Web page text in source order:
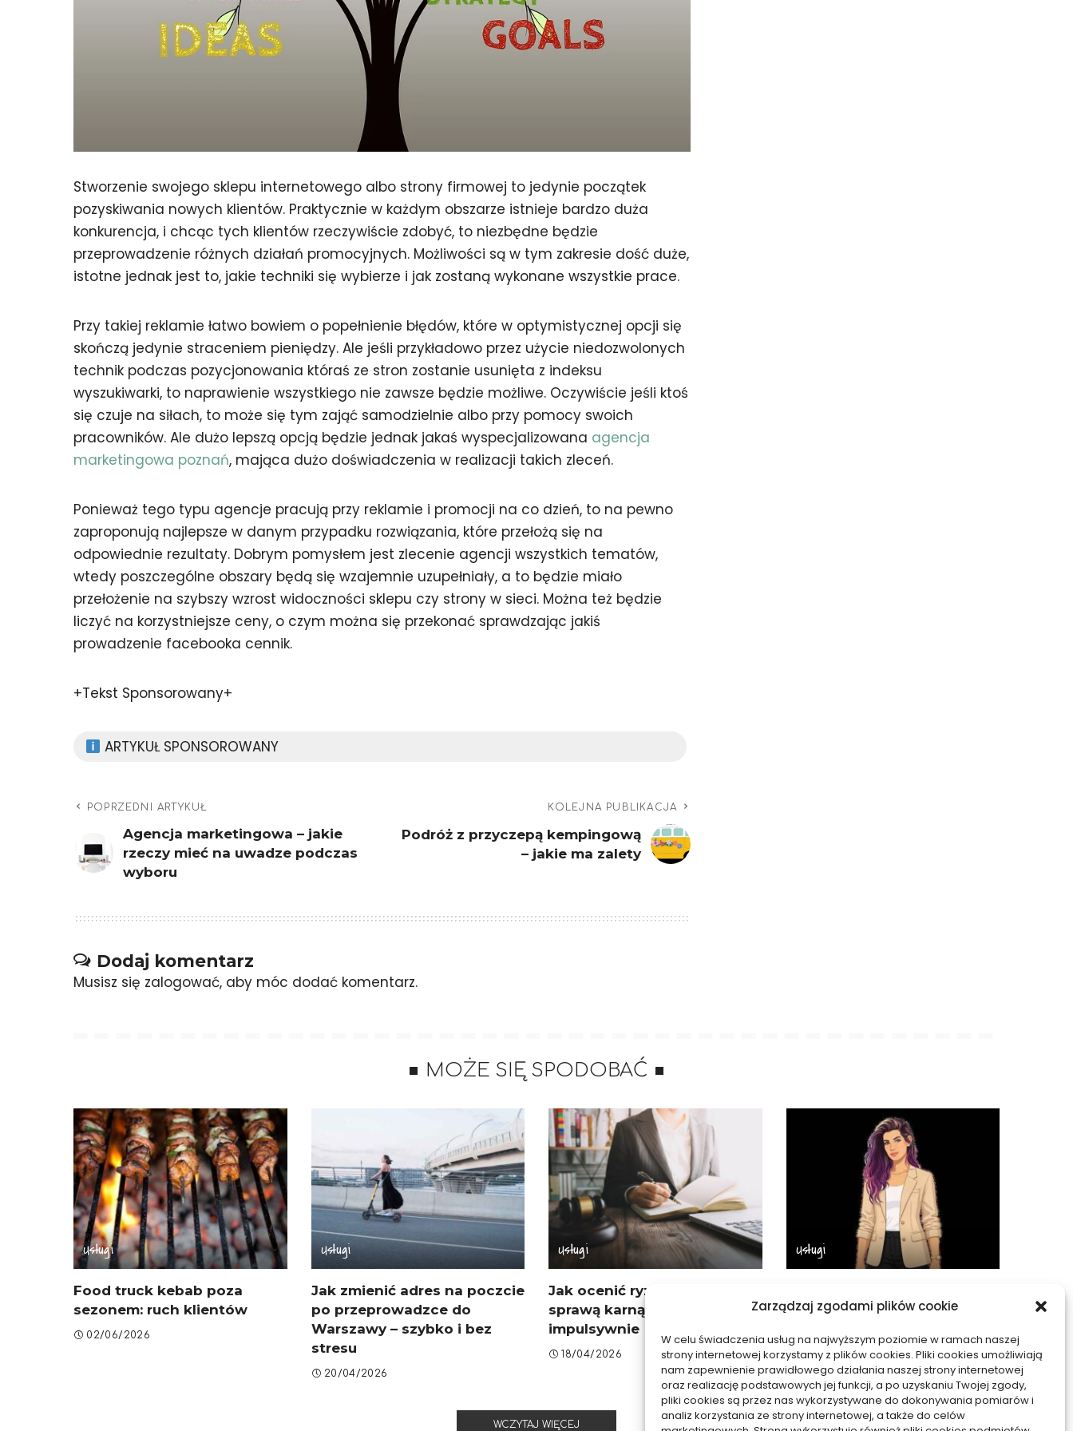
Zarządzaj zgodami plików cookie
W celu świadczenia usług na najwyższym poziomie w ramach naszej
strony internetowej korzystamy z plików cookies. Pliki cookies umożliwiają
nam zapewnienie prawidłowego działania naszej strony internetowej
oraz realizację podstawowych jej funkcji, a po uzyskaniu Twojej zgody,
pliki cookies są przez nas wykorzystywane do dokonywania pomiarów i
analiz korzystania ze strony internetowej, a także do celów
Stworzenie swojego sklepu internetowego albo strony firmowej to jedynie początek
pozyskiwania nowych klientów. Praktycznie w każdym obszarze istnieje bardzo duża
konkurencja, i chcąc tych klientów rzeczywiście zdobyć, to niezbędne będzie
przeprowadzenie różnych działań promocyjnych. Możliwości są w tym zakresie dość duże,
istotne jednak jest to, jakie techniki się wybierze i jak zostaną wykonane wszystkie prace.
Przy takiej reklamie łatwo bowiem o popełnienie błędów, które w optymistycznej opcji się
skończą jedynie straceniem pieniędzy. Ale jeśli przykładowo przez użycie niedozwolonych
technik podczas pozycjonowania któraś ze stron zostanie usunięta z indeksu
wyszukiwarki, to naprawienie wszystkiego nie zawsze będzie możliwe. Oczywiście jeśli ktoś
się czuje na siłach, to może się tym zająć samodzielnie albo przy pomocy swoich
pracowników. Ale dużo lepszą opcją będzie jednak jakaś wyspecjalizowana agencja
marketingowa poznań, mająca dużo doświadczenia w realizacji takich zleceń.
Ponieważ tego typu agencje pracują przy reklamie i promocji na co dzień, to na pewno
zaproponują najlepsze w danym przypadku rozwiązania, które przełożą się na
odpowiednie rezultaty. Dobrym pomysłem jest zlecenie agencji wszystkich tematów,
wtedy poszczególne obszary będą się wzajemnie uzupełniały, a to będzie miało
przełożenie na szybszy wzrost widoczności sklepu czy strony w sieci. Można też będzie
liczyć na korzystniejsze ceny, o czym można się przekonać sprawdzając jakiś
prowadzenie facebooka cennik.
+Tekst Sponsorowany+
ARTYKUŁ SPONSOROWANY
POPRZEDNI ARTYKUŁ
Agencja marketingowa – jakie
rzeczy mieć na uwadze podczas
wyboru
KOLEJNA PUBLIKACJA
Podróż z przyczepą kempingową
– jakie ma zalety
Dodaj komentarz
Musisz się zalogować, aby móc dodać komentarz.
MOŻE SIĘ SPODOBAĆ
Usługi
Food truck kebab poza
sezonem: ruch klientów
02/06/2026
Usługi
Jak zmienić adres na poczcie
po przeprowadzce do
Warszawy – szybko i bez
stresu
20/04/2026
Usługi
Jak ocenić ryzyko przed
sprawą karną, by nie działać
impulsywnie
18/04/2026
Usługi
tłumaczenia
konkretne czynniki
15/01/2026
WCZYTAJ WIĘCEJ